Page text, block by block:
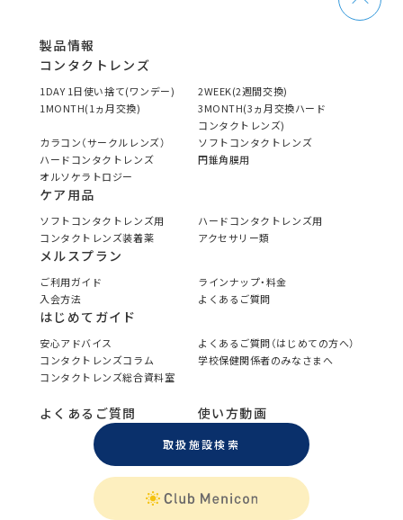
製品情報
コンタクトレンズ
1DAY 1日使い捨て(ワンデー)
2WEEK(2週間交換)
1MONTH(1ヵ月交換)
3MONTH(3ヵ月交換ハード
コンタクトレンズ)
カラコン（サークルレンズ）
ソフトコンタクトレンズ
ハードコンタクトレンズ
円錐角膜用
オルソケラトロジー
ケア用品
ソフトコンタクトレンズ用
ハードコンタクトレンズ用
コンタクトレンズ装着薬
アクセサリー類
メルスプラン
ご利用ガイド
ラインナップ・料金
入会方法
よくあるご質問
はじめてガイド
安心アドバイス
よくあるご質問（はじめての方へ）
コンタクトレンズコラム
学校保健関係者のみなさまへ
コンタクトレンズ総合資料室
よくあるご質問 使い方動画
取扱施設検索